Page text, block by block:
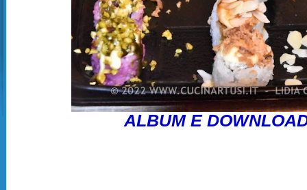
ALBUM E